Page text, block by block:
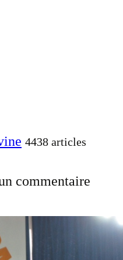
4438 articles
commentaire